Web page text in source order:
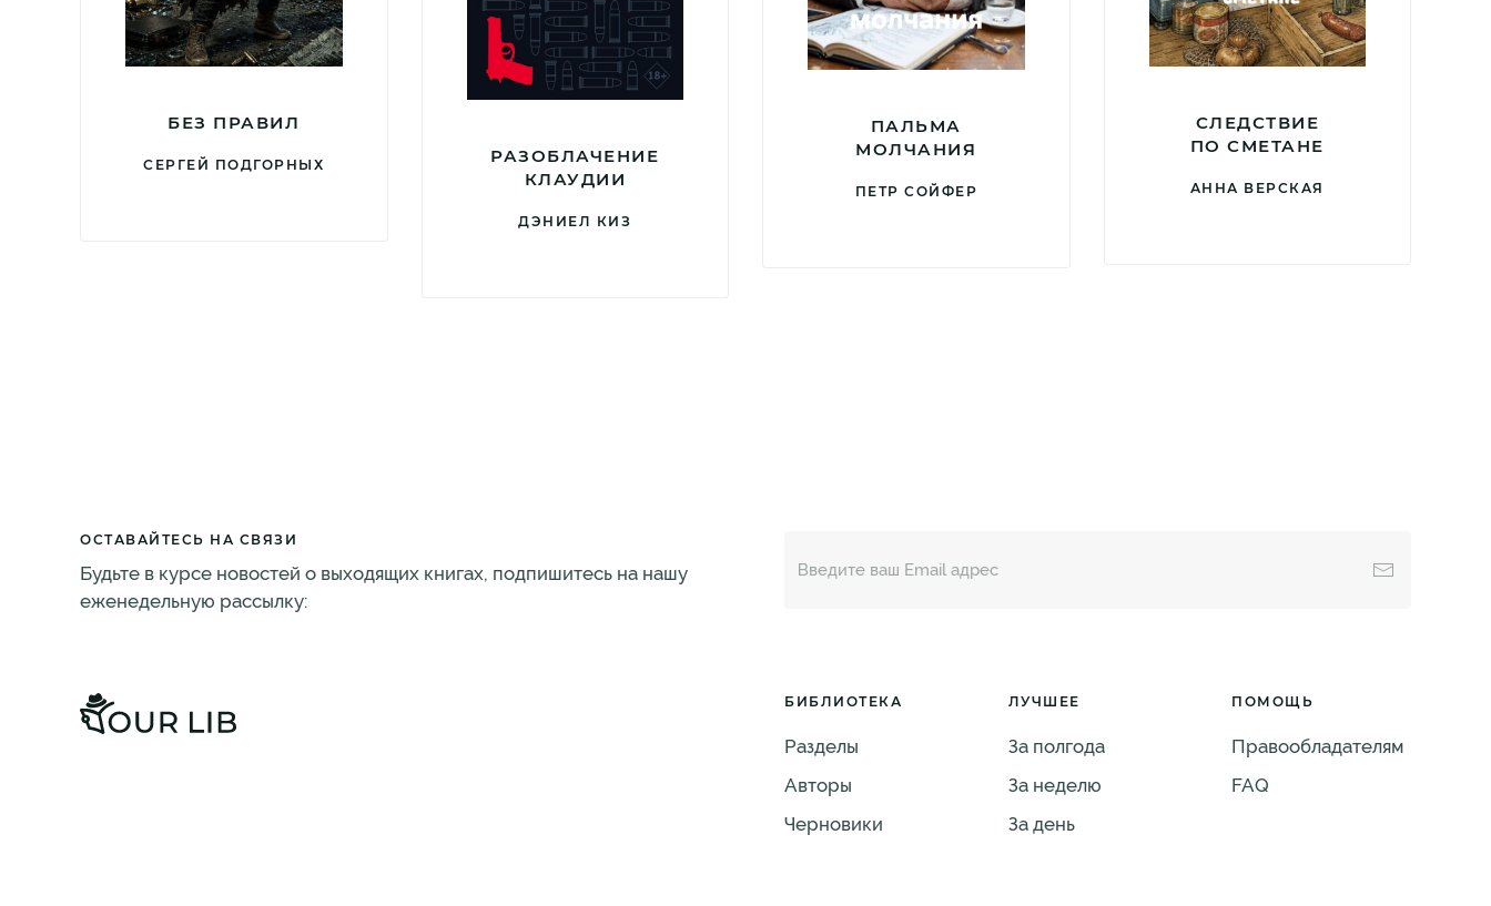
БЕЗ ПРАВИЛ
СЕРГЕЙ ПОДГОРНЫХ
РАЗОБЛАЧЕНИЕ
КЛАУДИИ
ДЭНИЕЛ КИЗ
ПАЛЬМА
МОЛЧАНИЯ
ПЕТР СОЙФЕР
СЛЕДСТВИЕ
ПО СМЕТАНЕ
АННА ВЕРСКАЯ
ОСТАВАЙТЕСЬ НА СВЯЗИ
Будьте в курсе новостей о выходящих книгах, подпишитесь на нашу
еженедельную рассылку:
БИБЛИОТЕКА
Разделы
Авторы
Черновики
ЛУЧШЕЕ
За полгода
За неделю
За день
ПОМОЩЬ
Правообладателям
FAQ